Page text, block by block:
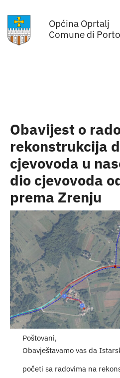
content
Općina Oprtalj
Comune di
Sa sjednica vijeća
Za građane
Mjesta
Subjekti
Turistička ponuda
Događaji
Obavijest o
rekonstrukcija
cjevovoda u
dio cjevovoda
prema Zrenju
Poštovani,
Obavještavamo vas da
početi sa radovima na